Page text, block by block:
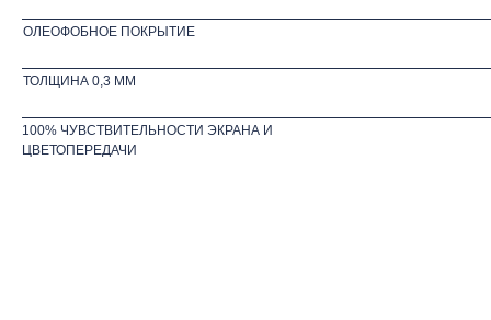
ОЛЕОФОБНОЕ ПОКРЫТИЕ
ТОЛЩИНА 0,3 ММ
100% ЧУВСТВИТЕЛЬНОСТИ ЭКРАНА И
ЦВЕТОПЕРЕДАЧИ